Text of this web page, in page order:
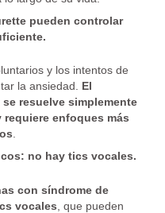
pueden controlar
y los intentos de
la ansiedad. El
resuelve simplemente
enfoques más
.
no hay tics vocales.
con síndrome de
vocales , que pueden